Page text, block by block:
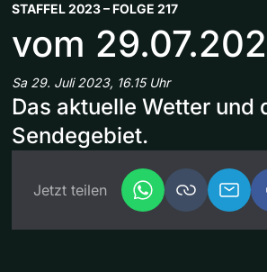
STAFFEL 2023 – FOLGE 217
vom
Sa 29. Juli 2023, 16.15 Uhr
Das aktuelle Wetter und
Sendegebiet.
Jetzt teilen